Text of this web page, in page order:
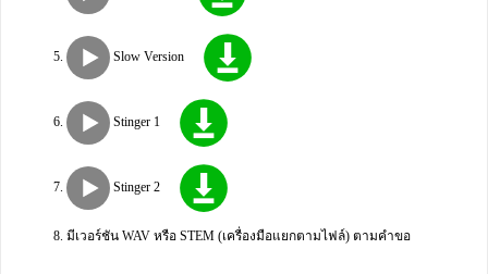
Slow Version
Stinger 1
Stinger 2
มีเวอร์ชัน WAV หรือ STEM (เครื่องมือแยกตามไฟล์) ตามคำขอ